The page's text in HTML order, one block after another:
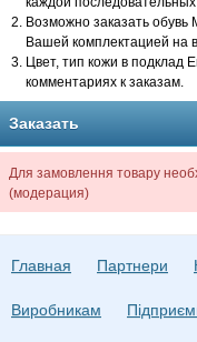
Возможно заказать
Вашей комплектацией на
Цвет, тип кожи в подклад
комментариях к заказам.
Заказать
Для замовлення товару
(модерация)
Главная Партнери
Виробникам